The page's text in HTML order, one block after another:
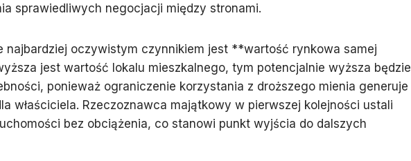
sprawiedliwych negocjacji między stronami.
najbardziej oczywistym czynnikiem jest **wartość rynkowa samej
jest wartość lokalu mieszkalnego, tym potencjalnie wyższa będzie
ponieważ ograniczenie korzystania z droższego mienia generuje
właściciela. Rzeczoznawca majątkowy w pierwszej kolejności ustali
bez obciążenia, co stanowi punkt wyjścia do dalszych